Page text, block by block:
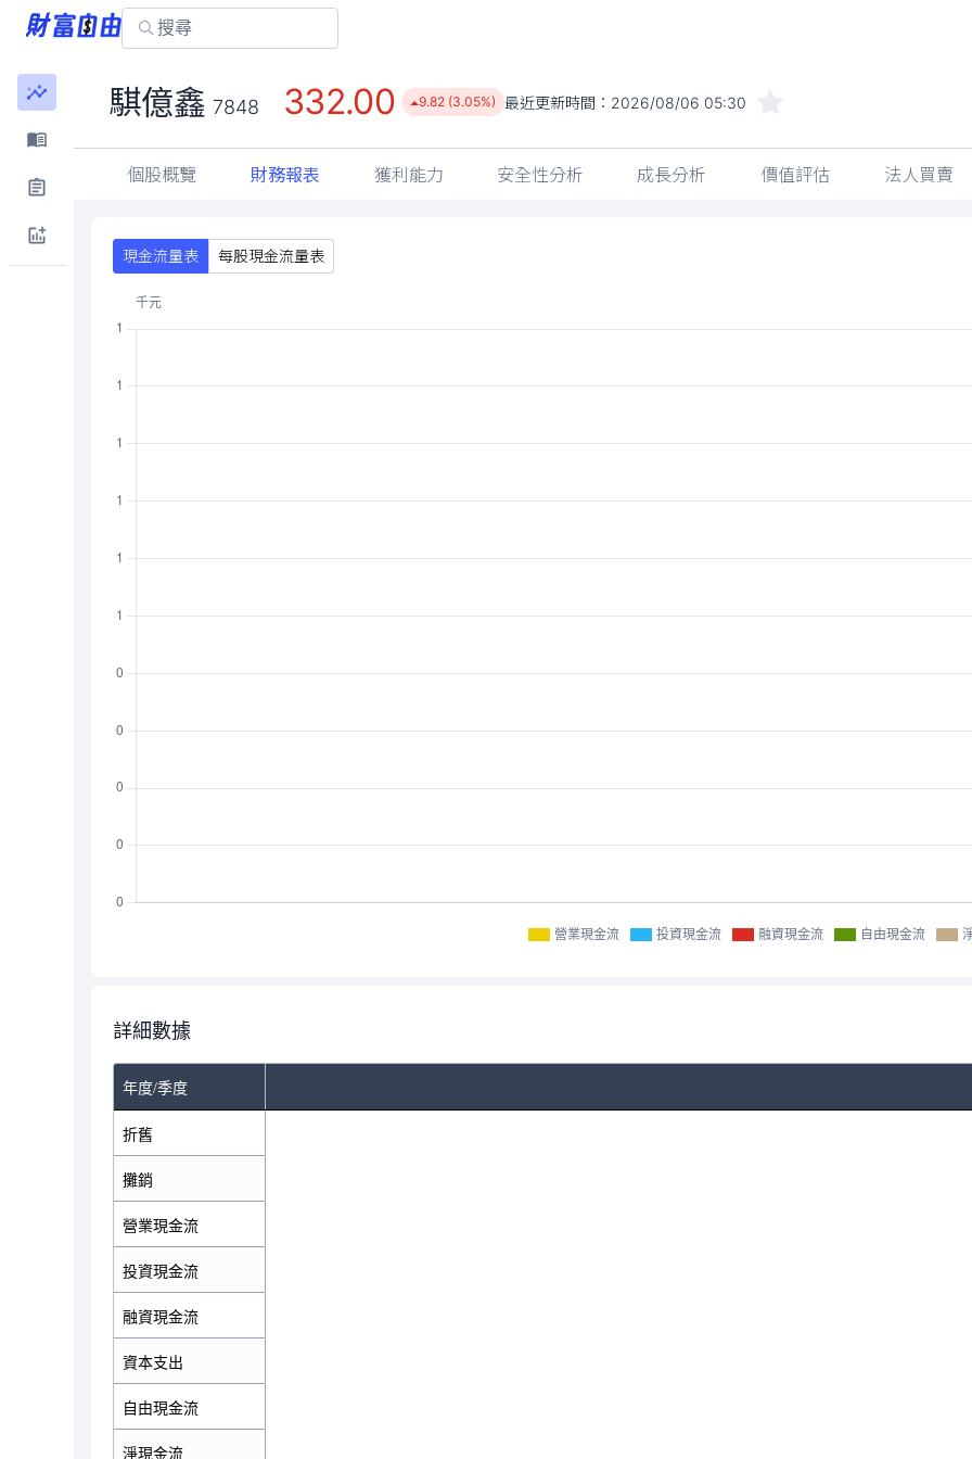
騏億鑫 7848 332.00 9.82 (3.05%) 最近更新時間： 2026/08/06 05:30
個股概覽 財務報表 獲利能力 安全性分析 成長分析 價值評估 法人買賣
現金流量表 每股現金流量表
營業現金流 投資現金流 融資現金流 自由現金流
詳細數據
年度/季度
折舊
攤銷
營業現金流
投資現金流
融資現金流
資本支出
自由現金流
淨現金流